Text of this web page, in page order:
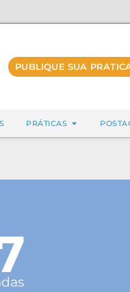
PUBLIQUE SUA
PRÁTICAS